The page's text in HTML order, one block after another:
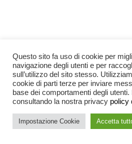
Questo sito fa uso di cookie per
navigazione degli utenti e per
sull’utilizzo del sito stesso.
cookie di parti terze per inviare
base dei comportamenti degli
consultando la nostra privacy policy
Impostazione Cookie Accetta